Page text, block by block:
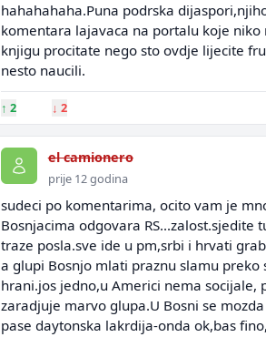
hahahahaha.Puna podrska
komentara lajavaca na portalu koje
knjigu procitate nego sto ovdje lijecite
nesto naucili.
↑ 2 ↓ 2
el camionero
prije 12 godina
sudeci po komentarima, ocito vam je
Bosnjacima odgovara
traze posla.sve ide u pm,srbi i hrvati
a glupi Bosnjo mlati praznu slamu
hrani.jos jedno,u Americi nema
zaradjuje marvo glupa.U Bosni se
pase daytonska lakrdija-onda ok,bas